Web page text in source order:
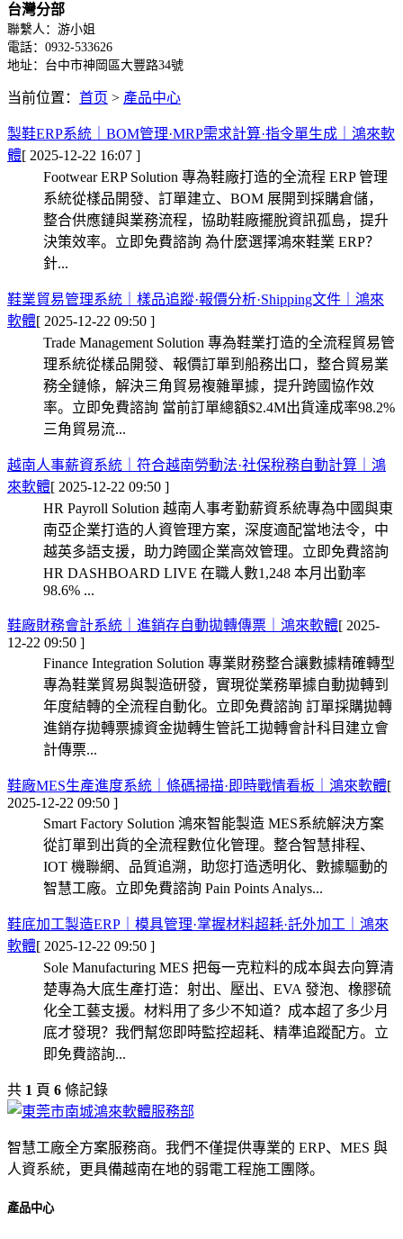
台灣分部
聯繫人：游小姐
電話：0932-533626
地址：台中市神岡區大豐路34號
当前位置： 首页 > 產品中心
製鞋ERP系統｜BOM管理·MRP需求計算·指令單生成｜鴻來軟
體[ 2025-12-22 16:07 ]
Footwear ERP Solution 專為鞋廠打造的全流程 ERP 管理
系統從樣品開發、訂單建立、BOM 展開到採購倉儲，
整合供應鏈與業務流程，協助鞋廠擺脫資訊孤島，提升
決策效率。立即免費諮詢 為什麼選擇鴻來鞋業 ERP？
針...
鞋業貿易管理系統｜樣品追蹤·報價分析·Shipping文件｜鴻來
軟體[ 2025-12-22 09:50 ]
Trade Management Solution 專為鞋業打造的全流程貿易管
理系統從樣品開發、報價訂單到船務出口，整合貿易業
務全鏈條，解決三角貿易複雜單據，提升跨國協作效
率。立即免費諮詢 當前訂單總額$2.4M出貨達成率98.2%
三角貿易流...
越南人事薪資系統｜符合越南勞動法·社保稅務自動計算｜鴻
來軟體[ 2025-12-22 09:50 ]
HR Payroll Solution 越南人事考勤薪資系統專為中國與東
南亞企業打造的人資管理方案，深度適配當地法令，中
越英多語支援，助力跨國企業高效管理。立即免費諮詢
HR DASHBOARD LIVE 在職人數1,248 本月出勤率
98.6% ...
鞋廠財務會計系統｜進銷存自動拋轉傳票｜鴻來軟體[ 2025-
12-22 09:50 ]
Finance Integration Solution 專業財務整合讓數據精確轉型
專為鞋業貿易與製造研發，實現從業務單據自動拋轉到
年度結轉的全流程自動化。立即免費諮詢 訂單採購拋轉
進銷存拋轉票據資金拋轉生管託工拋轉會計科目建立會
計傳票...
鞋廠MES生產進度系統｜條碼掃描·即時戰情看板｜鴻來軟體[
2025-12-22 09:50 ]
Smart Factory Solution 鴻來智能製造 MES系統解決方案
從訂單到出貨的全流程數位化管理。整合智慧排程、
IOT 機聯網、品質追溯，助您打造透明化、數據驅動的
智慧工廠。立即免費諮詢 Pain Points Analys...
鞋底加工製造ERP｜模具管理·掌握材料超耗·託外加工｜鴻來
軟體[ 2025-12-22 09:50 ]
Sole Manufacturing MES 把每一克粒料的成本與去向算清
楚專為大底生產打造：射出、壓出、EVA 發泡、橡膠硫
化全工藝支援。材料用了多少不知道？成本超了多少月
底才發現？我們幫您即時監控超耗、精準追蹤配方。立
即免費諮詢...
共 1 頁 6 條記錄
智慧工廠全方案服務商。我們不僅提供專業的 ERP、MES 與
人資系統，更具備越南在地的弱電工程施工團隊。
產品中心